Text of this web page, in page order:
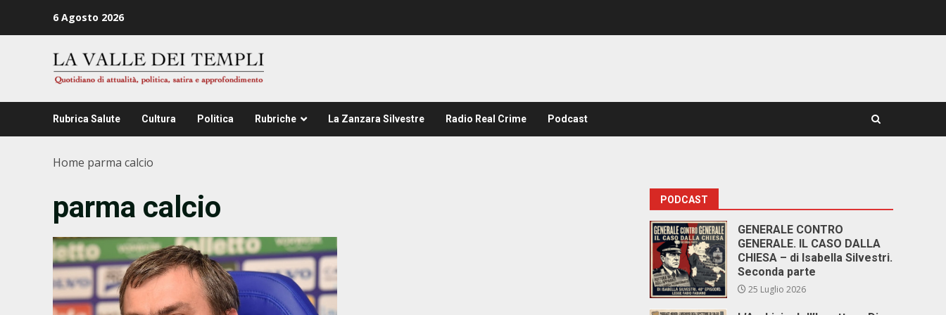
6 Agosto 2026
Rubrica Salute Cultura Politica Rubriche La Zanzara Silvestre Radio Real Crime Podcast
Home parma calcio
parma calcio PODCAST
GENERALE CONTRO
GENERALE. IL CASO DALLA
CHIESA – di Isabella Silvestri.
Seconda parte
25 Luglio 2026